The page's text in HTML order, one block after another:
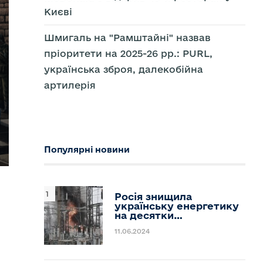
Києві
Шмигаль на "Рамштайні" назвав
пріоритети на 2025-26 рр.: PURL,
українська зброя, далекобійна
артилерія
Популярні новини
Росія знищила
українську енергетику
на десятки…
11.06.2024